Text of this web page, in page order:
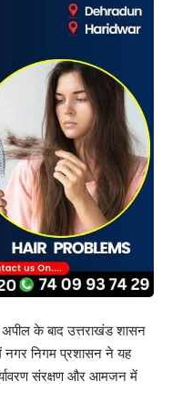
अपील के बाद उत्तराखंड शासन
नगर निगम प्रशासन ने यह
संरक्षण और आमजन में